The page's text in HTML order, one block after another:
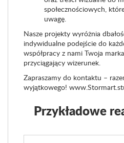
społecznościowych,
uwagę.
Nasze projekty wyróżnia
indywidualne podejście do
współpracy z nami Twoja
przyciągający wizerunek.
Zapraszamy do kontaktu –
wyjątkowego!
Przykładowe